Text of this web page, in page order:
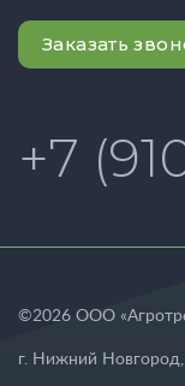
Заказать
+7
©2026 ООО
г. Нижний Новгород,